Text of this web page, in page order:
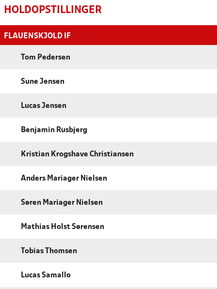
HOLDOPSTILLINGER
FLAUENSKJOLD IF
Tom Pedersen
Sune Jensen
Lucas Jensen
Benjamin Rusbjerg
Kristian Krogshave Christiansen
Anders Mariager Nielsen
Søren Mariager Nielsen
Mathias Holst Sørensen
Tobias Thomsen
Lucas Samallo